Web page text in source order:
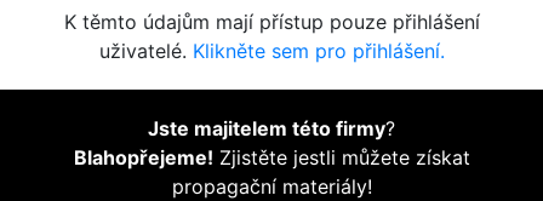
K těmto údajům mají přístup pouze přihlášení
uživatelé. Klikněte sem pro přihlášení.
Jste majitelem této firmy?
Blahopřejeme! Zjistěte jestli můžete získat
propagační materiály!